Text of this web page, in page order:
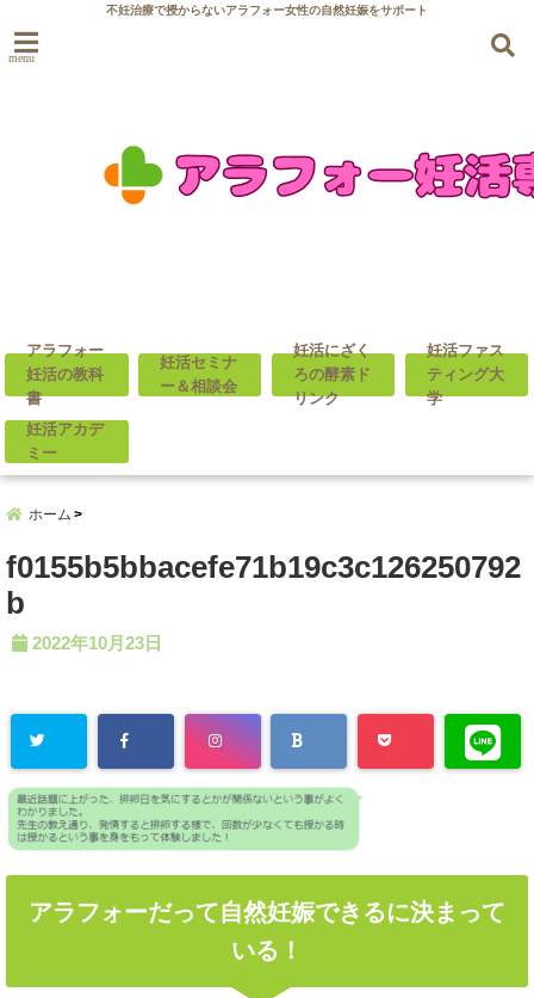
不妊治療で授からないアラフォー女性の自然妊娠をサポート
menu
アラフォー
妊活の教科
書
妊活セミナ
ー＆相談会
妊活にざく
ろの酵素ド
リンク
妊活ファス
ティング大
学
妊活アカデ
ミー
ホーム
f0155b5bbacefe71b19c3c126250792
b
2022年10月23日
アラフォーだって自然妊娠できるに決まって
いる！